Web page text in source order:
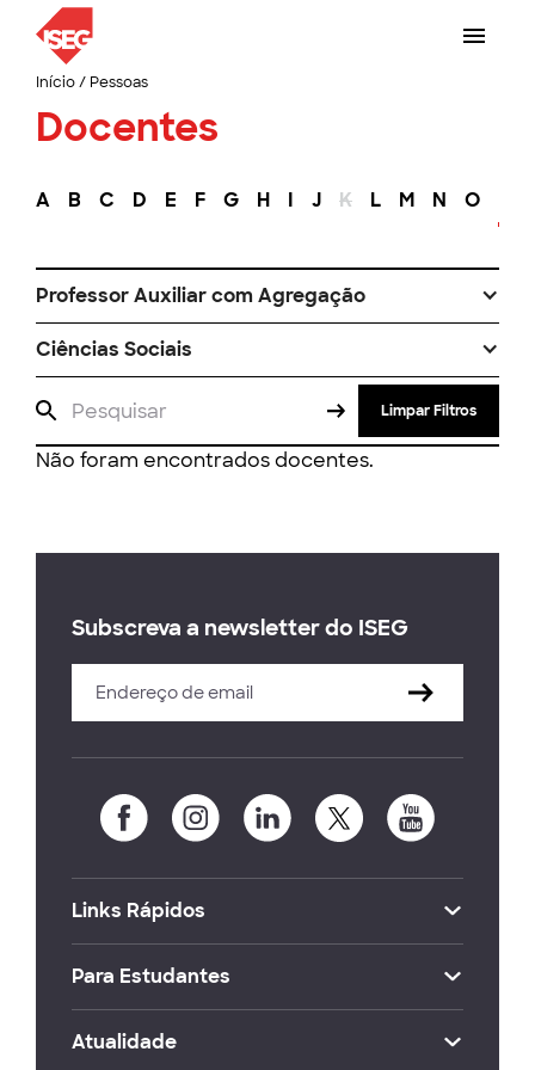
Início/ Pessoas
Docentes
A B C D E F G H I J K L M N O
Professor Auxiliar com Agregação
Ciências Sociais
Limpar Filtros
Não foram encontrados docentes.
Subscreva a newsletter do ISEG
Links Rápidos
Para Estudantes
Atualidade